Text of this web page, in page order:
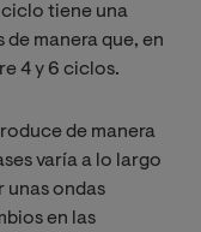
ciclo tiene una
manera que, en
4 y 6 ciclos.
de manera
varía a lo largo
unas ondas
en las